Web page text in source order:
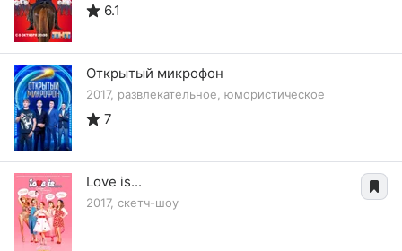
6.1
Открытый микрофон
2017, развлекательное, юмористическое
7
Love is...
2017, скетч-шоу